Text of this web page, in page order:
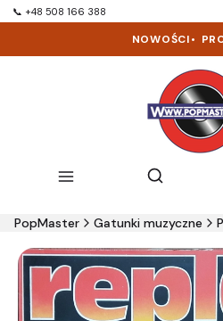
📞 +48 508 166 388
NOWOŚCI•
Menu Otwórz
Szukaj
PopMaster Gatunki muzyczne